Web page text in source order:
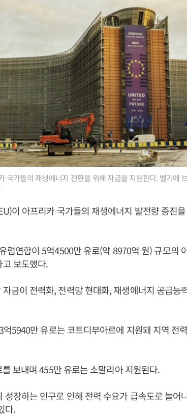
가들의 재생에너지 전환을 위해 자금을 지원한다. 벨기에
이 아프리카 국가들의 재생에너지 발전량 증진
럽연합이 5억4500만 유로(약 8970억 원) 규모의
보도했다.
금이 전력화, 전력망 현대화, 재생에너지 공급능
5940만 유로는 코트디부아르에 지원돼 지역 전
보내며 455만 유로는 소말리아 지원된다.
성장하는 인구로 인해 전력 수요가 급속도로 늘어
다.